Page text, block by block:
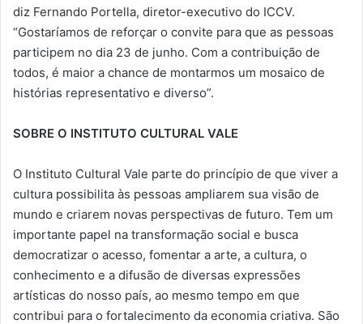
diz Fernando Portella, diretor-executivo do ICCV.
“Gostaríamos de reforçar o convite para que as pessoas
participem no dia 23 de junho. Com a contribuição de
todos, é maior a chance de montarmos um mosaico de
histórias representativo e diverso”.
SOBRE O INSTITUTO CULTURAL VALE
O Instituto Cultural Vale parte do princípio de que viver a
cultura possibilita às pessoas ampliarem sua visão de
mundo e criarem novas perspectivas de futuro. Tem um
importante papel na transformação social e busca
democratizar o acesso, fomentar a arte, a cultura, o
conhecimento e a difusão de diversas expressões
artísticas do nosso país, ao mesmo tempo em que
contribui para o fortalecimento da economia criativa. São